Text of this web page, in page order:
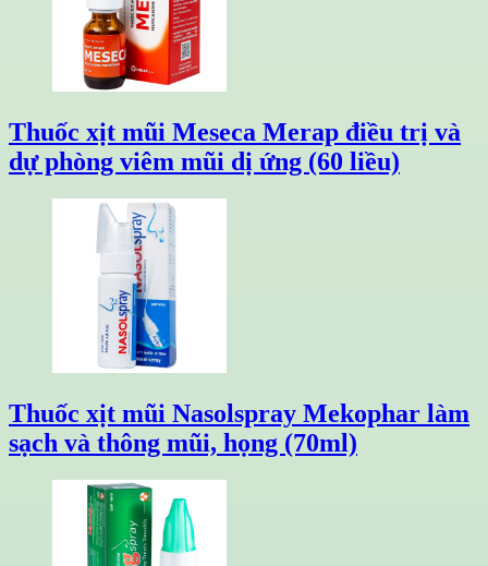
Thuốc xịt mũi Meseca Merap điều trị và
dự phòng viêm mũi dị ứng (60 liều)
Thuốc xịt mũi Nasolspray Mekophar làm
sạch và thông mũi, họng (70ml)